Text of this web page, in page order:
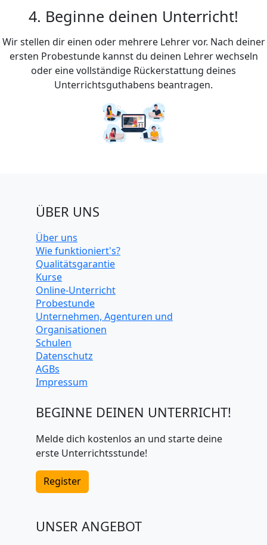
4. Beginne deinen Unterricht!
Wir stellen dir einen oder mehrere Lehrer vor. Nach deiner
ersten Probestunde kannst du deinen Lehrer wechseln
oder eine vollständige Rückerstattung deines
Unterrichtsguthabens beantragen.
ÜBER UNS
Über uns
Wie funktioniert's?
Qualitätsgarantie
Kurse
Online-Unterricht
Probestunde
Unternehmen, Agenturen und
Organisationen
Schulen
Datenschutz
AGBs
Impressum
BEGINNE DEINEN UNTERRICHT!
Melde dich kostenlos an und starte deine
erste Unterrichtsstunde!
Register
UNSER ANGEBOT